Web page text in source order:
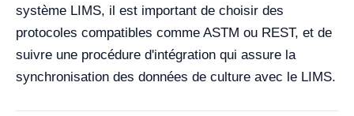
système LIMS, il est important de choisir des
protocoles compatibles comme ASTM ou REST, et de
suivre une procédure d'intégration qui assure la
synchronisation des données de culture avec le LIMS.